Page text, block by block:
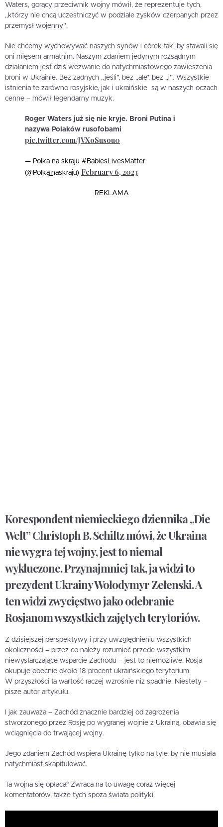
Waters, gorący przeciwnik wojny mówił, że reprezentuje tych,
„którzy nie chcą uczestniczyć w podziale zysków czerpanych przez
przemysł wojenny”.
Nie chcemy wychowywać naszych synów i córek tak, by stawali się
oni mięsem armatnim. Naszym zdaniem jedynym rozsądnym
działaniem jest dziś wezwanie do natychmiastowego zawieszenia
broni w Ukrainie. Bez żadnych „jeśli”, bez „ale”, bez „i”. Wszystkie
istnienia te zarówno rosyjskie, jak i ukraińskie są w naszych oczach
cenne – mówił legendarny muzyk.
Roger Waters już się nie kryje. Broni Putina i
nazywa Polaków rusofobami
pic.twitter.com/JVXoSusou0
— Polka na skraju #BabiesLivesMatter
(@Polka_naskraju) February 6, 2023
REKLAMA
Korespondent niemieckiego dziennika „Die
Welt” Christoph B. Schiltz mówi, że Ukraina
nie wygra tej wojny, jest to niemal
wykluczone. Przynajmniej tak, ja widzi to
prezydent Ukrainy Wołodymyr Zełenski. A
ten widzi zwycięstwo jako odebranie
Rosjanom wszystkich zajętych terytoriów.
Z dzisiejszej perspektywy i przy uwzględnieniu wszystkich
okoliczności – przez co należy rozumieć przede wszystkim
niewystarczające wsparcie Zachodu – jest to niemożliwe. Rosja
okupuje obecnie około 18 procent ukraińskiego terytorium.
W przyszłości ta wartość raczej wzrośnie niż spadnie. Niestety –
pisze autor artykułu.
I jak zauważa – Zachód znacznie bardziej od zagrożenia
stworzonego przez Rosję po wygranej wojnie z Ukrainą, obawia się
wciągnięcia do trwającej wojny.
Jego zdaniem Zachód wspiera Ukrainę tylko na tyle, by nie musiała
natychmiast skapitulować.
Ta wojna się opłaca? Zwraca na to uwagę coraz więcej
komentatorów, także tych spoza świata polityki.